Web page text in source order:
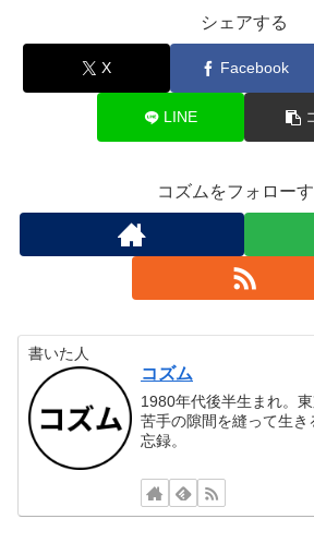
シェアする
X Facebook
LINE
コズムをフォロー
書いた人
コズム
1980年代後半生まれ。東
苦手の隙間を縫って生
忘録。